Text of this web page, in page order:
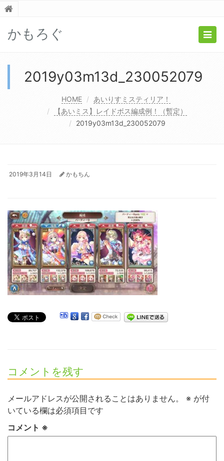
かもろぐ
2019y03m13d_230052079
HOME
あいりすミスティリア！
【あいミス】レイドボス編成例！（暫定）
2019y03m13d_230052079
2019年3月14日 かもちん
コメントを残す
メールアドレスが公開されることはありません。 ※ が付
いている欄は必須項目です
コメント ※